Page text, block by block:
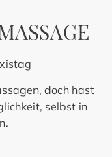
doch hast
selbst in